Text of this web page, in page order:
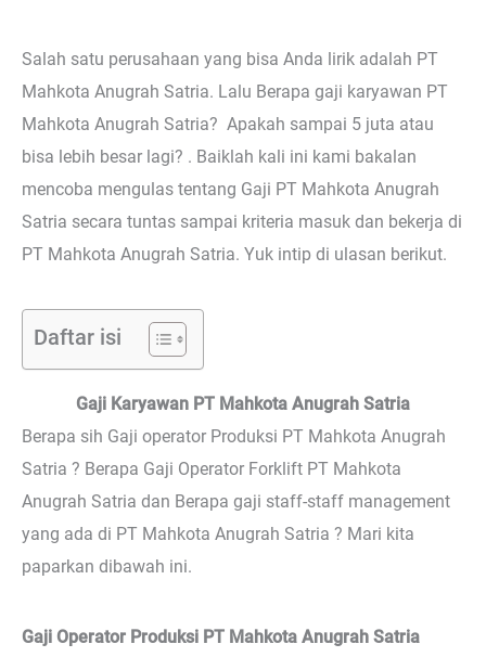
Salah satu perusahaan yang bisa Anda lirik adalah PT
Mahkota Anugrah Satria. Lalu Berapa gaji karyawan PT
Mahkota Anugrah Satria? Apakah sampai 5 juta atau
bisa lebih besar lagi? . Baiklah kali ini kami bakalan
mencoba mengulas tentang Gaji PT Mahkota Anugrah
Satria secara tuntas sampai kriteria masuk dan bekerja di
PT Mahkota Anugrah Satria. Yuk intip di ulasan berikut.
Daftar isi
Gaji Karyawan PT Mahkota Anugrah Satria
Berapa sih Gaji operator Produksi PT Mahkota Anugrah
Satria ? Berapa Gaji Operator Forklift PT Mahkota
Anugrah Satria dan Berapa gaji staff-staff management
yang ada di PT Mahkota Anugrah Satria ? Mari kita
paparkan dibawah ini.
Gaji Operator Produksi PT Mahkota Anugrah Satria